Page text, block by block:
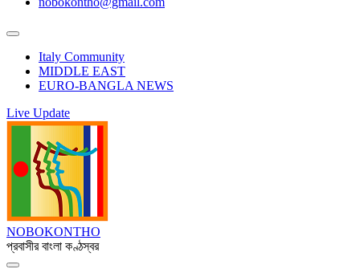
Italy Community
MIDDLE EAST
EURO-BANGLA NEWS
Live Update
NOBOKONTHO
প্রবাসীর বাংলা কণ্ঠস্বর